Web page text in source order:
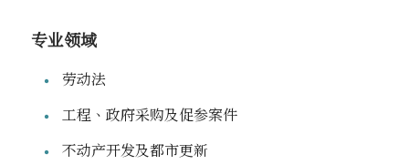
专业领域
劳动法
工程、政府采购及促参案件
不动产开发及都市更新